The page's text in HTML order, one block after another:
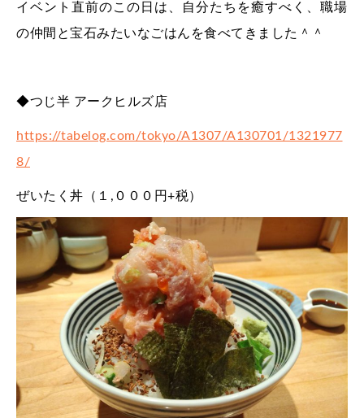
イベント直前のこの日は、自分たちを癒すべく、職場
の仲間と宝石みたいなごはんを食べてきました＾＾
◆つじ半 アークヒルズ店
https://tabelog.com/tokyo/A1307/A130701/1321977
8/
ぜいたく丼（１,０００円+税）